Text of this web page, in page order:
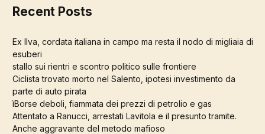
Recent Posts
Ex Ilva, cordata italiana in campo ma resta il nodo di migliaia di
esuberi
stallo sui rientri e scontro politico sulle frontiere
Ciclista trovato morto nel Salento, ipotesi investimento da
parte di auto pirata
ìBorse deboli, fiammata dei prezzi di petrolio e gas
Attentato a Ranucci, arrestati Lavitola e il presunto tramite.
Anche aggravante del metodo mafioso